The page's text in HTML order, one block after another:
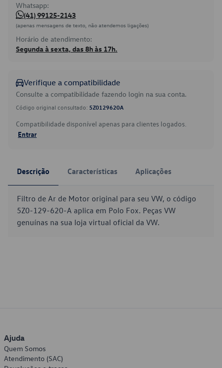
Whatsapp:
(41) 99125-2143
(apenas mensagens de texto, não atendemos ligações)
Horário de atendimento:
Segunda à sexta, das 8h às 17h.
Verifique a compatibilidade
Consulte a compatibilidade fazendo login na sua conta.
Código original consultado: 5Z0129620A
Compatibilidade disponível apenas para clientes logados.
Entrar
Descrição Características Aplicações
Filtro de Ar de Motor original para seu VW, o código
5Z0-129-620-A aplica em Polo Fox. Peças VW
genuínas na sua loja virtual oficial da VW.
Ajuda
Quem Somos
Atendimento (SAC)